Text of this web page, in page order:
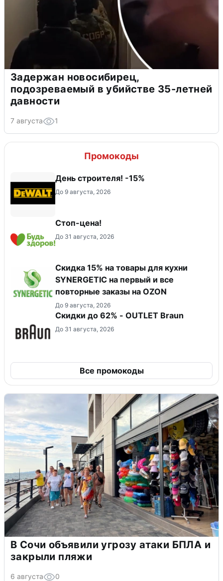
Задержан новосибирец,
подозреваемый в убийстве 35-летней
давности
7 августа 1
Промокоды
День строителя! -15%
До 9 августа, 2026
Стоп-цена!
До 31 августа, 2026
Скидка 15% на товары для кухни
SYNERGETIC на первый и все
повторные заказы на OZON
До 9 августа, 2026
Скидки до 62% - OUTLET Braun
До 31 августа, 2026
Все промокоды
В Сочи объявили угрозу атаки БПЛА и
закрыли пляжи
6 августа 0